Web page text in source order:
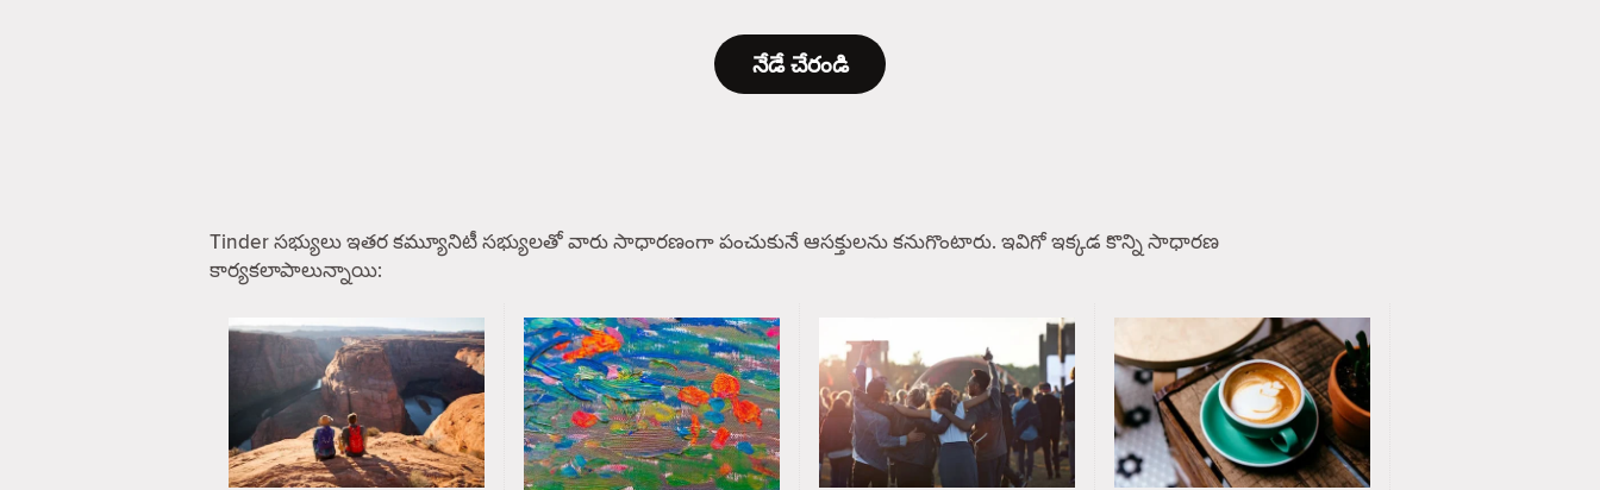
నేడే చేరండి
Tinder సభ్యులు ఇతర కమ్యూనిటీ సభ్యులతో వారు సాధారణంగా పంచుకునే ఆసక్తులను కనుగొంటారు. ఇవిగో ఇక్కడ కొన్ని సాధారణ
కార్యకలాపాలున్నాయి: